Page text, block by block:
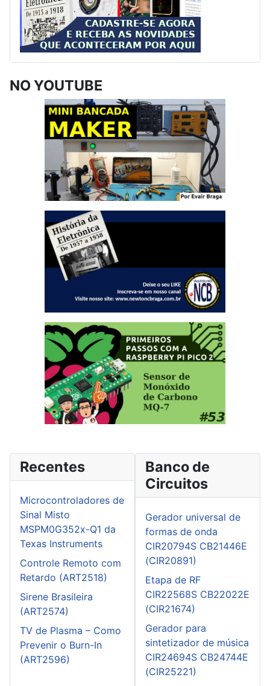
NO YOUTUBE
Recentes
Microcontroladores de
Sinal Misto
MSPM0G352x-Q1 da
Texas Instruments
Controle Remoto com
Retardo (ART2518)
Sirene Brasileira
(ART2574)
TV de Plasma – Como
Prevenir o Burn-In
(ART2596)
Banco de
Circuitos
Gerador universal de
formas de onda
CIR20794S CB21446E
(CIR20891)
Etapa de RF
CIR22568S CB22022E
(CIR21674)
Gerador para
sintetizador de música
CIR24694S CB24744E
(CIR25221)